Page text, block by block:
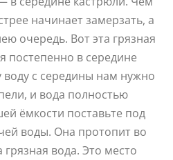
начинает замерзать, а
очередь. Вот эта грязная
постепенно в середине
воду с середины нам нужно
и вода полностью
ёмкости поставьте под
воды. Она протопит во
грязная вода. Это место